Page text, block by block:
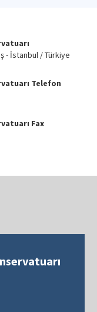
- İstanbul / Türkiye
Telefon
Fax